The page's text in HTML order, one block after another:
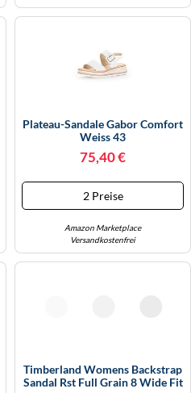
Plateau-Sandale Gabor Comfort
Weiss 43
75,40 €
2 Preise
Amazon Marketplace
Versandkostenfrei
Timberland Womens Backstrap
Sandal Rst Full Grain 8 Wide Fit